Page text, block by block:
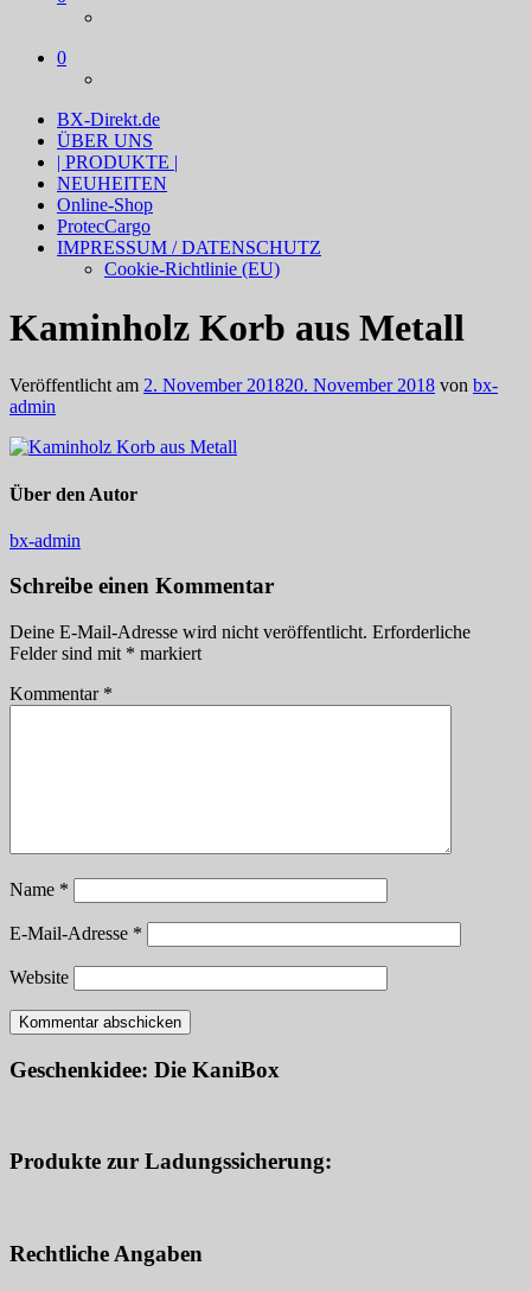
0
BX-Direkt.de
ÜBER UNS
| PRODUKTE |
NEUHEITEN
Online-Shop
ProtecCargo
IMPRESSUM / DATENSCHUTZ
Cookie-Richtlinie (EU)
Kaminholz Korb aus Metall
Veröffentlicht am 2. November 201820. November 2018 von bx-
admin
Über den Autor
bx-admin
Schreibe einen Kommentar
Deine E-Mail-Adresse wird nicht veröffentlicht. Erforderliche
Felder sind mit * markiert
Kommentar *
Name *
E-Mail-Adresse *
Website
Geschenkidee: Die KaniBox
Produkte zur Ladungssicherung:
Rechtliche Angaben